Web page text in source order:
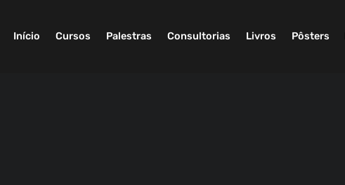
Início Cursos Palestras Consultorias Livros Pôsters